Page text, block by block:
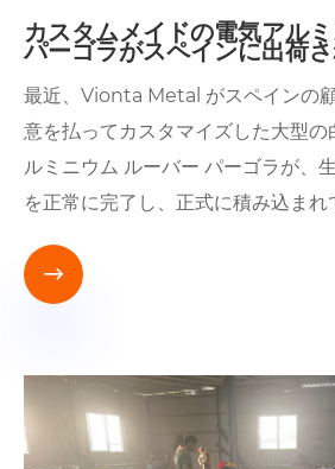
カスタムメイドの電気アル
パーゴラがスペインに出荷
最近、Vionta Metal がスペインの
意を払ってカスタマイズした大型の
ルミニウム ルーバー パーゴラが、
を正常に完了し、正式に積み込まれ
